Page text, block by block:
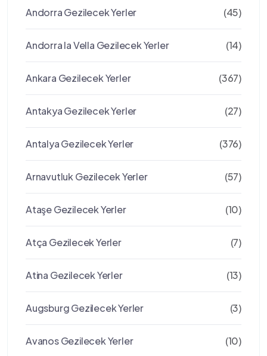
Andorra Gezilecek Yerler (45)
Andorra la Vella Gezilecek Yerler (14)
Ankara Gezilecek Yerler (367)
Antakya Gezilecek Yerler (27)
Antalya Gezilecek Yerler (376)
Arnavutluk Gezilecek Yerler (57)
Ataşe Gezilecek Yerler (10)
Atça Gezilecek Yerler (7)
Atina Gezilecek Yerler (13)
Augsburg Gezilecek Yerler (3)
Avanos Gezilecek Yerler (10)